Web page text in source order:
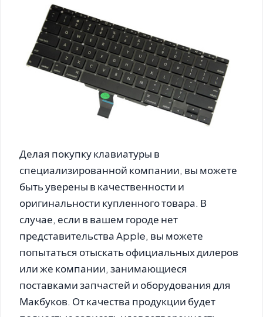
Делая покупку клавиатуры в
специализированной компании, вы можете
быть уверены в качественности и
оригинальности купленного товара. В
случае, если в вашем городе нет
представительства Apple, вы можете
попытаться отыскать официальных дилеров
или же компании, занимающиеся
поставками запчастей и оборудования для
Макбуков. От качества продукции будет